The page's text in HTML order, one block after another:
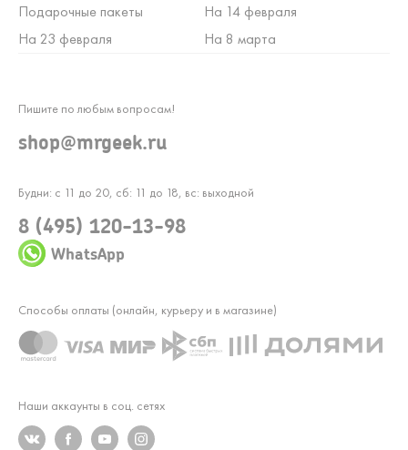
Подарочные пакеты
На 14 февраля
На 23 февраля
На 8 марта
Будни: с 11 до 20, сб: 11 до 18, вс: выходной
8 (495) 120-13-98
WhatsApp
Пишите по любым вопросам!
shop@mrgeek.ru
Наши аккаунты в соц. сетях
Способы оплаты (онлайн, курьеру и в магазине)